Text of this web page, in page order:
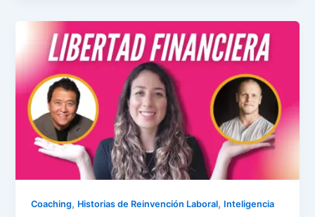
Coaching, Historias de Reinvención Laboral, Inteligencia